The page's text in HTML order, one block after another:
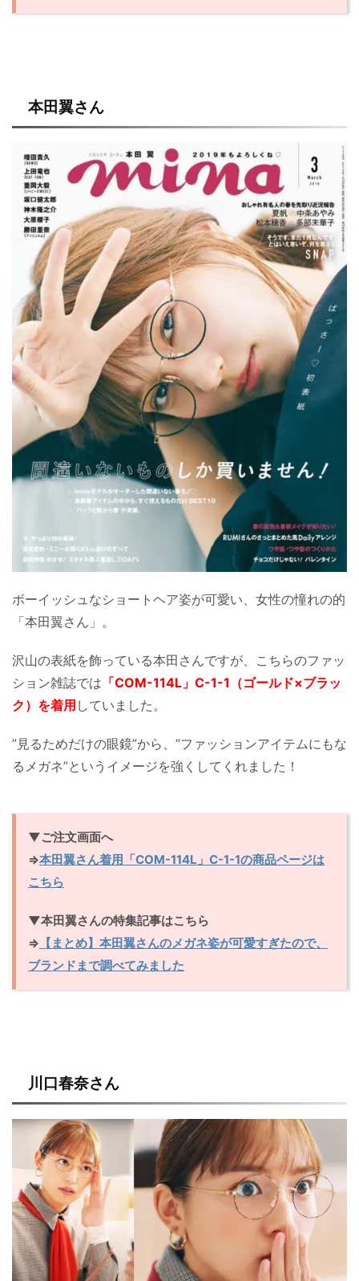
本田翼さん
ボーイッシュなショートヘア姿が可愛い、女性の憧れの的
「本田翼さん」。
沢山の表紙を飾っている本田さんですが、こちらのファッ
ション雑誌では 「COM-114L」C-1-1（ゴールド×ブラッ
ク）を着用 していました。
”見るためだけの眼鏡”から、”ファッションアイテムにもな
るメガネ”というイメージを強くしてくれました！
▼ご注文画面へ
⇒本田翼さん着用「COM-114L」C-1-1の商品ページは
こちら
▼本田翼さんの特集記事はこちら
⇒ 【まとめ】本田翼さんのメガネ姿が可愛すぎたので、
ブランドまで調べてみました
川口春奈さん